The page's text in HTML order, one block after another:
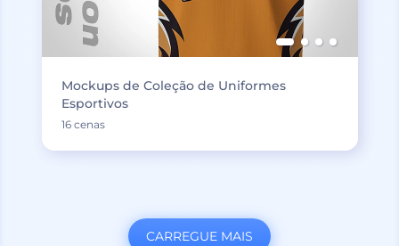
Mockups de Coleção de Uniformes
Esportivos
16 cenas
CARREGUE MAIS